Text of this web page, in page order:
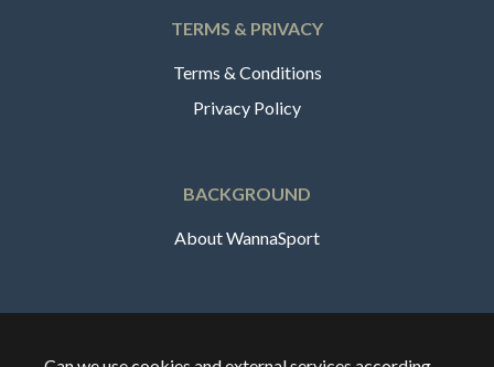
TERMS & PRIVACY
Terms & Conditions
Privacy Policy
BACKGROUND
About WannaSport